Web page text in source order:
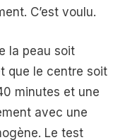
C’est voulu.
la peau soit
que le centre soit
minutes et une
avec une
Le test